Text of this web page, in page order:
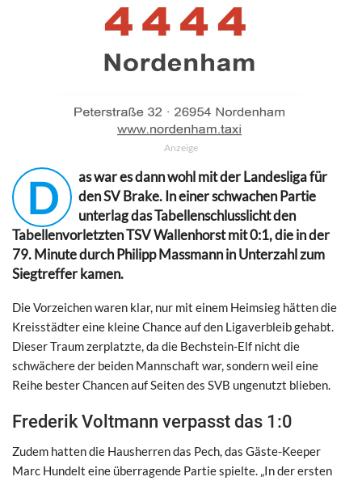
Anzeige
D
as war es dann wohl mit der Landesliga für
den SV Brake. In einer schwachen Partie
unterlag das Tabellenschlusslicht den
Tabellenvorletzten TSV Wallenhorst mit 0:1, die in der
79. Minute durch Philipp Massmann in Unterzahl zum
Siegtreffer kamen.
Die Vorzeichen waren klar, nur mit einem Heimsieg hätten die
Kreisstädter eine kleine Chance auf den Ligaverbleib gehabt.
Dieser Traum zerplatzte, da die Bechstein-Elf nicht die
schwächere der beiden Mannschaft war, sondern weil eine
Reihe bester Chancen auf Seiten des SVB ungenutzt blieben.
Frederik Voltmann verpasst das 1:0
Zudem hatten die Hausherren das Pech, das Gäste-Keeper
Marc Hundelt eine überragende Partie spielte. „In der ersten